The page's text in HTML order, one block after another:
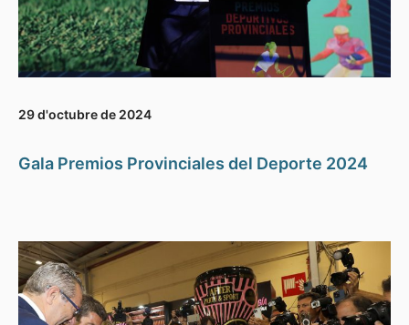
29 d'octubre de 2024
Gala Premios Provinciales del Deporte 2024